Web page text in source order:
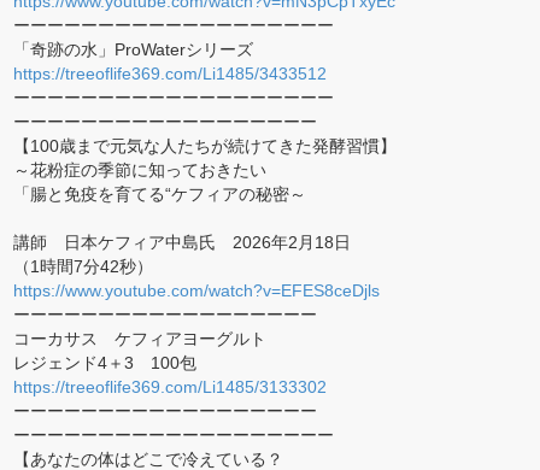
ーーーーーーーーーーーーーーーーーーー
「奇跡の水」ProWaterシリーズ
https://treeoflife369.com/Li1485/3433512
ーーーーーーーーーーーーーーーーーーー
ーーーーーーーーーーーーーーーーーー
【100歳まで元気な人たちが続けてきた発酵習慣】
～花粉症の季節に知っておきたい
「腸と免疫を育てる“ケフィアの秘密～
講師 日本ケフィア中島氏 2026年2月18日
（1時間7分42秒）
https://www.youtube.com/watch?v=EFES8ceDjls
ーーーーーーーーーーーーーーーーーー
コーカサス ケフィアヨーグルト
レジェンド4＋3 100包
https://treeoflife369.com/Li1485/3133302
ーーーーーーーーーーーーーーーーーー
ーーーーーーーーーーーーーーーーーーー
【あなたの体はどこで冷えている？